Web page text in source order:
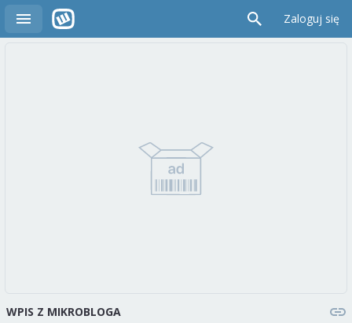
Zaloguj się
WPIS Z MIKROBLOGA